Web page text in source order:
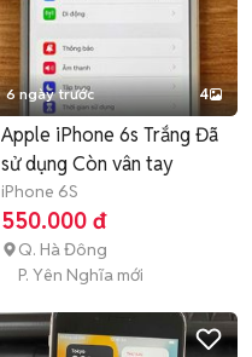
6 ngày trước 4
Apple iPhone 6s Trắng Đã
sử dụng Còn vân tay
iPhone 6S
550.000 đ
Q. Hà Đông
P. Yên Nghĩa mới